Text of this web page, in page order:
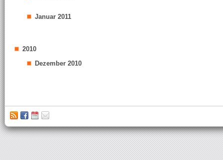
Januar 2011
2010
Dezember 2010